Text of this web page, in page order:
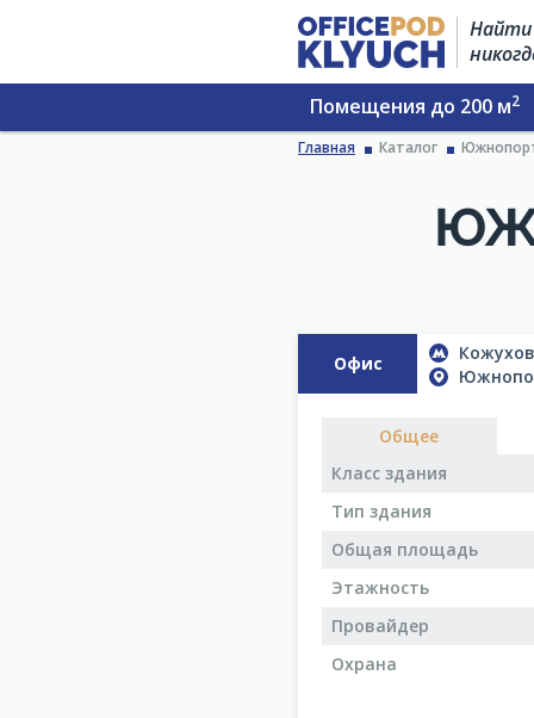
Найти
Помещения до 200 м2
Главная Каталог
Офис
Общее
Класс здания
Тип здания
Общая площадь
Этажность
Провайдер
Охрана